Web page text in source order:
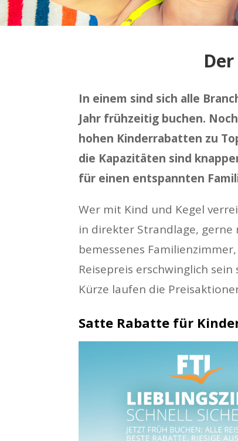
In einem sind sich alle
Jahr frühzeitig buchen.
hohen Kinderrabatten zu
die Kapazitäten sind
für einen entspannten
Wer mit Kind und Kegel
in direkter Strandlage, gerne
bemessenes
Reisepreis erschwinglich
Kürze laufen die
Satte Rabatte für